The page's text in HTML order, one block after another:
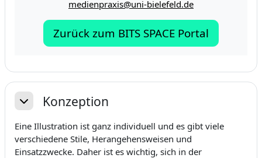
medienpraxis@uni-bielefeld.de
Zurück zum BITS SPACE Portal
Sažmi Konzeption
Eine Illustration ist ganz individuell und es gibt viele
verschiedene Stile, Herangehensweisen und
Einsatzzwecke. Daher ist es wichtig, sich in der